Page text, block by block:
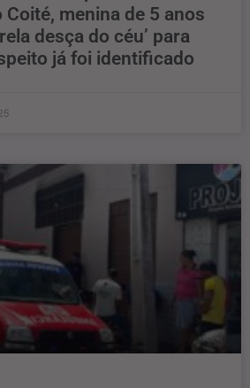
Coité, menina de 5 anos
desça do céu’ para
já foi identificado